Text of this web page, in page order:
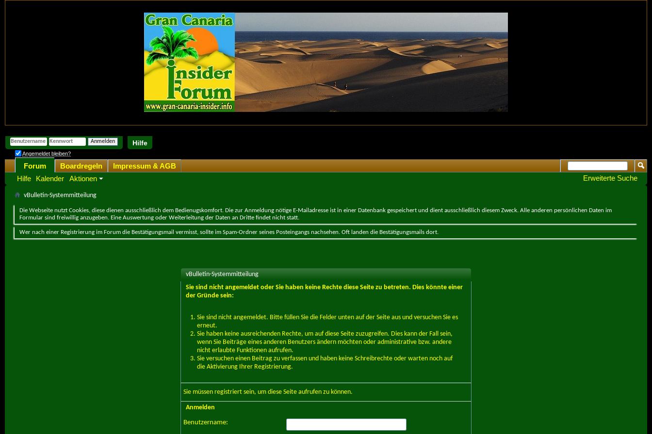
Hilfe
Angemeldet bleiben?
Forum
Hilfe
Kalender Aktionen
Boardregeln
Impressum & AGB
Erweiterte Suche
vBulletin-Systemmitteilung
Die Webseite nutzt Cookies, diese dienen ausschließlich dem Bedienugskomfort. Die zur Anmeldung nötige E-Mailadresse ist in einer Datenbank gespeichert und dient ausschließlich diesem Zweck. Alle anderen persönlichen Daten im
Formular sind freiwillig anzugeben. Eine Auswertung oder Weiterleitung der Daten an Dritte findet nicht statt.
Wer nach einer Registrierung im Forum die Bestätigungsmail vermisst, sollte im Spam-Ordner seines Posteingangs nachsehen. Oft landen die Bestätigungsmails dort.
vBulletin-Systemmitteilung
Sie sind nicht angemeldet oder Sie haben keine Rechte diese Seite zu betreten. Dies könnte einer
der Gründe sein:
Sie sind nicht angemeldet. Bitte füllen Sie die Felder unten auf der Seite aus und versuchen Sie es
erneut.
Sie haben keine ausreichenden Rechte, um auf diese Seite zuzugreifen. Dies kann der Fall sein,
wenn Sie Beiträge eines anderen Benutzers ändern möchten oder administrative bzw. andere
nicht erlaubte Funktionen aufrufen.
Sie versuchen einen Beitrag zu verfassen und haben keine Schreibrechte oder warten noch auf
die Aktivierung Ihrer Registrierung.
Sie müssen registriert sein, um diese Seite aufrufen zu können.
Anmelden
Benutzername: